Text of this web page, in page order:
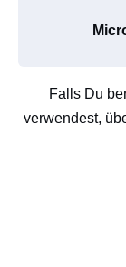
Falls Du
verwendest,